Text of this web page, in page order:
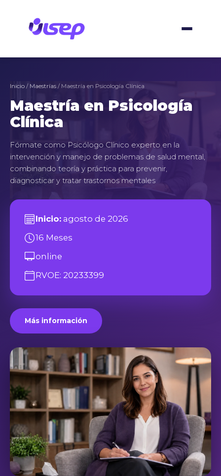
contenido
Inicio / Maestrías / Maestría en Psicología Clínica
Maestría en Psicología
Clínica
Fórmate como Psicólogo Clínico experto en la
intervención y manejo de problemas de salud mental,
combinando teoría y práctica para prevenir,
diagnosticar y tratar trastornos mentales
Inicio: agosto de 2026
16 Meses
online
RVOE: 20233399
Más información